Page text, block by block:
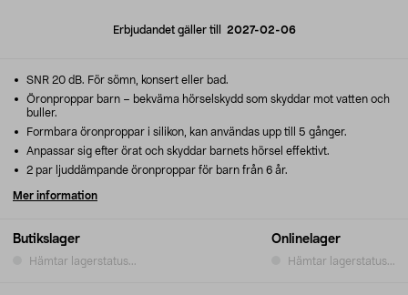
Erbjudandet gäller till 2027-02-06
Butikslager
Hämtar lagerstatus...
Onlinelager
Hämtar lagerstatus...
SNR 20 dB. För sömn, konsert eller bad.
Öronproppar barn – bekväma hörselskydd som skyddar mot vatten och
buller.
Formbara öronproppar i silikon, kan användas upp till 5 gånger.
Anpassar sig efter örat och skyddar barnets hörsel effektivt.
2 par ljuddämpande öronproppar för barn från 6 år.
Mer information